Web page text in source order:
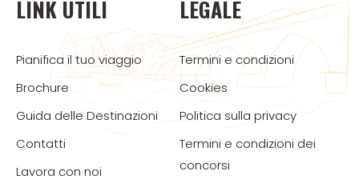
LINK UTILI
Pianifica il tuo viaggio
Brochure
Guida delle Destinazioni
Contatti
Lavora con noi
LEGALE
Termini e condizioni
Cookies
Politica sulla privacy
Termini e condizioni dei
concorsi